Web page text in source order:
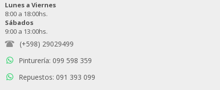
Lunes a Viernes
8:00 a 18:00hs.
Sábados
9:00 a 13:00hs.
(+598) 29029499
Pinturería: 099 598 359
Repuestos: 091 393 099